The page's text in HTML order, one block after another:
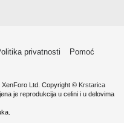
privatnosti
Pomoć
Ltd. Copyright © Krstarica
je reprodukcija u celini i u delovima